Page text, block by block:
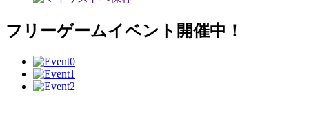
フリーゲームイベント開催中！